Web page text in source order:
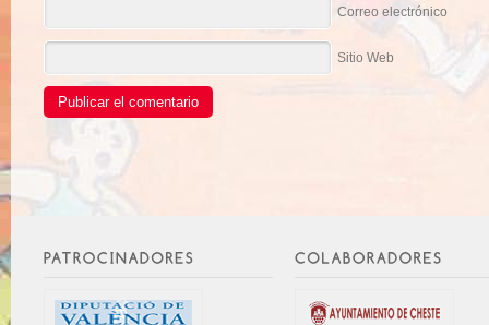
Correo electrónico
Sitio Web